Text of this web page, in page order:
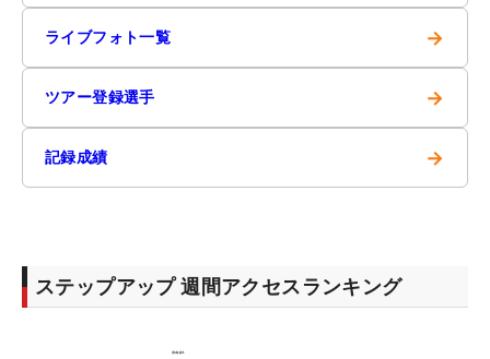
ライブフォト一覧 →
ツアー登録選手 →
記録成績 →
ステップアップ 週間アクセスランキング